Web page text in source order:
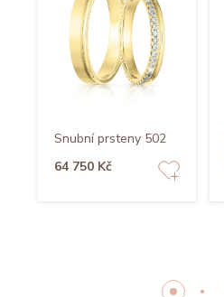
Snubní prsteny 502
64 750 Kč